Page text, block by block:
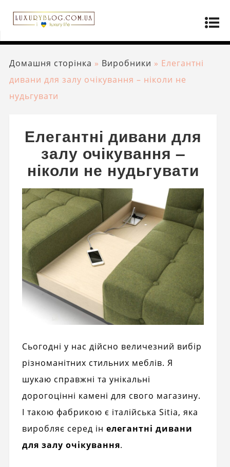
Домашня сторінка » Виробники » Елегантні
дивани для залу очікування – ніколи не
нудьгувати
Елегантні дивани для
залу очікування –
ніколи не нудьгувати
Сьогодні у нас дійсно величезний вибір
різноманітних стильних меблів. Я
шукаю справжні та унікальні
дорогоцінні камені для свого магазину.
І такою фабрикою є італійська Sitia, яка
виробляє серед ін елегантні дивани
для залу очікування.